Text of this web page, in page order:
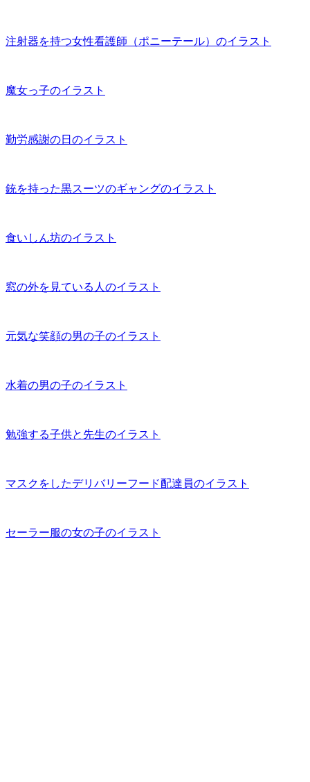
注射器を持つ女性看護師（ポニーテール）のイラスト
魔女っ子のイラスト
勤労感謝の日のイラスト
銃を持った黒スーツのギャングのイラスト
食いしん坊のイラスト
窓の外を見ている人のイラスト
元気な笑顔の男の子のイラスト
水着の男の子のイラスト
勉強する子供と先生のイラスト
マスクをしたデリバリーフード配達員のイラスト
セーラー服の女の子のイラスト